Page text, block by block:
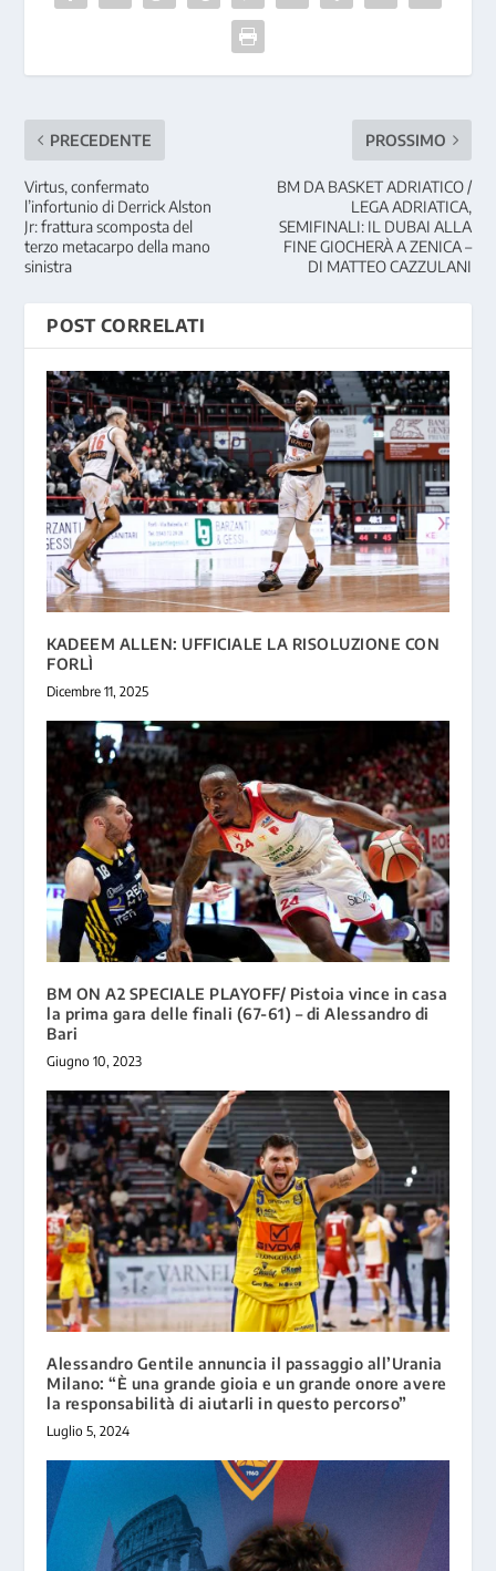
PRECEDENTE
Virtus, confermato
l’infortunio di Derrick Alston
Jr: frattura scomposta del
terzo metacarpo della mano
sinistra
PROSSIMO
BM DA BASKET ADRIATICO /
LEGA ADRIATICA,
SEMIFINALI: IL DUBAI ALLA
FINE GIOCHERÀ A ZENICA –
DI MATTEO CAZZULANI
POST CORRELATI
KADEEM ALLEN: UFFICIALE LA RISOLUZIONE CON
FORLÌ
Dicembre 11, 2025
BM ON A2 SPECIALE PLAYOFF/ Pistoia vince in casa
la prima gara delle finali (67-61) – di Alessandro di
Bari
Giugno 10, 2023
Alessandro Gentile annuncia il passaggio all’Urania
Milano: “È una grande gioia e un grande onore avere
la responsabilità di aiutarli in questo percorso”
Luglio 5, 2024